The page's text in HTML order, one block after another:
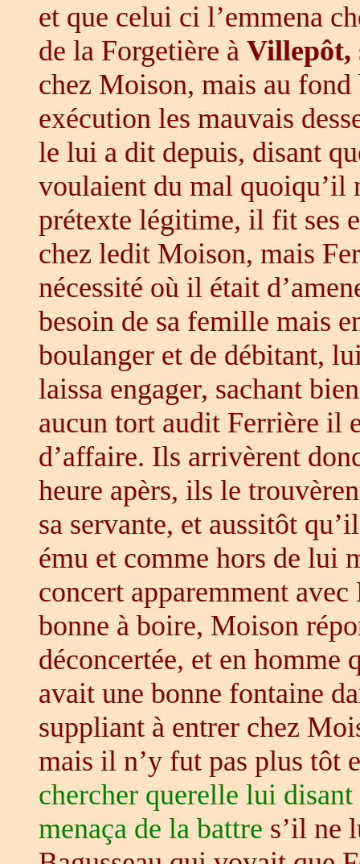
et que celui ci l’emmena
de la Forgetière à Villepôt,
chez Moison, mais au
exécution les mauvais
le lui a dit depuis, disant
voulaient du mal quoiqu’il
prétexte légitime, il fit ses
chez ledit Moison, mais
nécessité où il était
besoin de sa femille mais
boulanger et de débitant,
laissa engager, sachant
aucun tort audit Ferrière il
d’affaire. Ils arrivèrent
heure apèrs, ils le
sa servante, et aussitôt
ému et comme hors de lui
concert apparemment
bonne à boire, Moison
déconcertée, et en homme
avait une bonne fontaine
suppliant à entrer chez
mais il n’y fut pas plus tôt
chercher querelle lui
menaça de la battre s’il ne